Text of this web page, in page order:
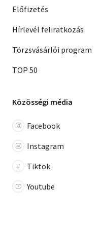
Előfizetés
Hírlevél feliratkozás
Törzsvásárlói program
TOP 50
Közösségi média
Facebook
Instagram
Tiktok
Youtube